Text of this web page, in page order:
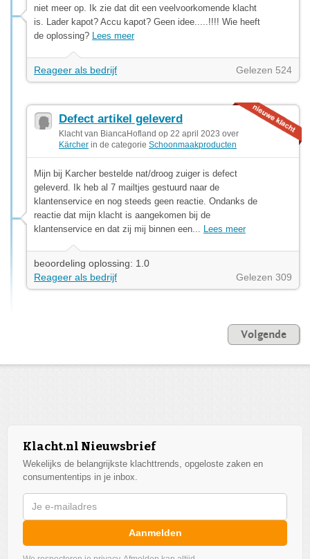
niet meer op. Ik zie dat dit een veelvoorkomende klacht
is. Lader kapot? Accu kapot? Geen idee.....!!!! Wie heeft
de oplossing? Lees meer
Reageer als bedrijf Gelezen 524
Defect artikel geleverd
Klacht van BiancaHofland op 22 april 2023 over
Kärcher in de categorie Schoonmaakproducten
Mijn bij Karcher bestelde nat/droog zuiger is defect
geleverd. Ik heb al 7 mailtjes gestuurd naar de
klantenservice en nog steeds geen reactie. Ondanks de
reactie dat mijn klacht is aangekomen bij de
klantenservice en dat zij mij binnen een... Lees meer
beoordeling oplossing: 1.0
Reageer als bedrijf
Gelezen 309
Volgende
Klacht.nl Nieuwsbrief
Wekelijks de belangrijkste klachttrends, opgeloste zaken en
consumententips in je inbox.
Aanmelden